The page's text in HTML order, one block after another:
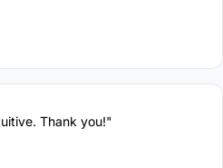
Thank you!"